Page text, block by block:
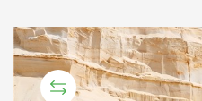
СРАВНИТЕЛЬНЫЙ ТЕСТ